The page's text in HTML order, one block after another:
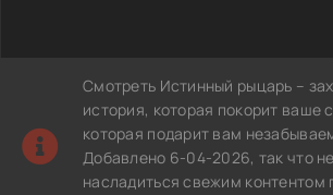
Смотреть Истинный рыцарь –
история, которая покорит ваше
которая подарит вам
Добавлено 6-04-2026, так что
насладиться свежим контентом